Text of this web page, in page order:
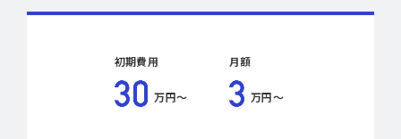
初期費用
万円〜
月額
万円〜